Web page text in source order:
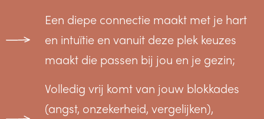
Een diepe connectie maakt met je hart
en intuïtie en vanuit deze plek keuzes
maakt die passen bij jou en je gezin;
Volledig vrij komt van jouw blokkades
(angst, onzekerheid, vergelijken),